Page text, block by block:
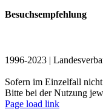
Besuchsempfehlung
1996-2023 |
Sofern im Einzelfall
Bitte bei der Nutzung
Page load link